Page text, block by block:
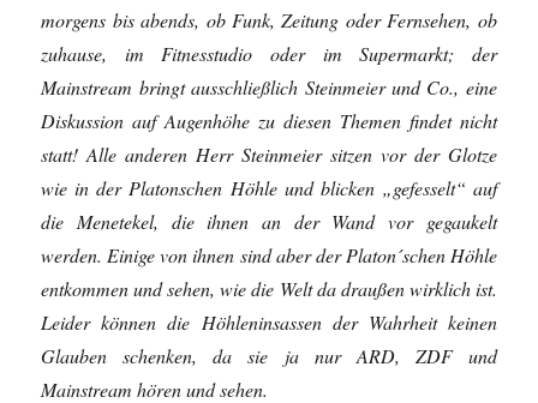
morgens bis abends, ob Funk, Zeitung oder Fernsehen, ob
zuhause, im Fitnesstudio oder im Supermarkt; der
Mainstream bringt ausschließlich Steinmeier und Co., eine
Diskussion auf Augenhöhe zu diesen Themen findet nicht
statt! Alle anderen Herr Steinmeier sitzen vor der Glotze
wie in der Platonschen Höhle und blicken „gefesselt“ auf
die Menetekel, die ihnen an der Wand vor gegaukelt
werden. Einige von ihnen sind aber der Platon´schen Höhle
entkommen und sehen, wie die Welt da draußen wirklich ist.
Leider können die Höhleninsassen der Wahrheit keinen
Glauben schenken, da sie ja nur ARD, ZDF und
Mainstream hören und sehen.